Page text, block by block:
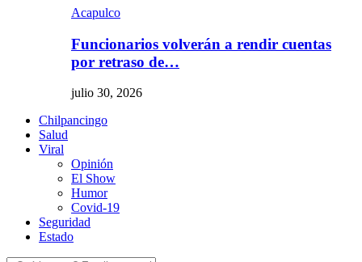
Acapulco
Funcionarios volverán a rendir cuentas
por retraso de…
julio 30, 2026
Chilpancingo
Salud
Viral
Opinión
El Show
Humor
Covid-19
Seguridad
Estado